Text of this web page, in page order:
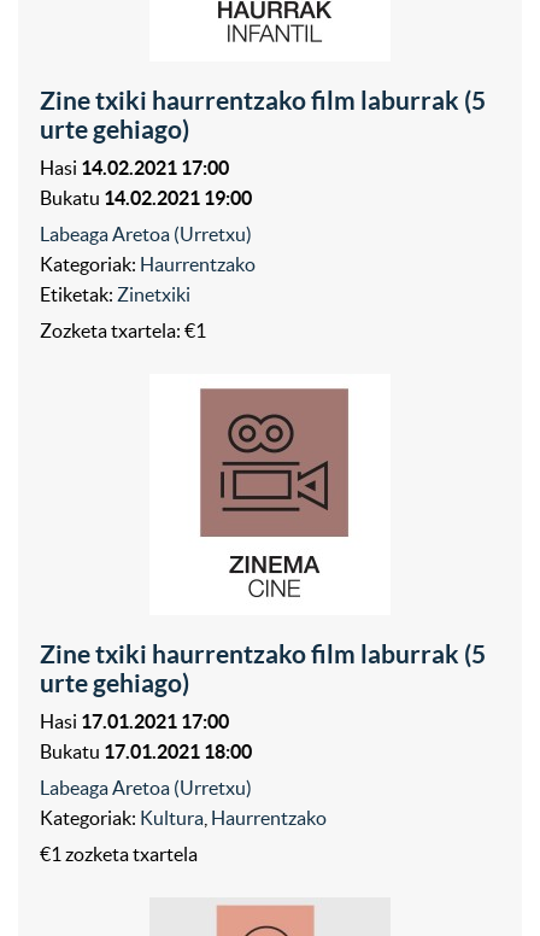
Zine txiki haurrentzako film laburrak (5
urte gehiago)
Hasi 14.02.2021 17:00
Bukatu 14.02.2021 19:00
Labeaga Aretoa (Urretxu)
Kategoriak: Haurrentzako
Etiketak: Zinetxiki
Zozketa txartela: €1
Zine txiki haurrentzako film laburrak (5
urte gehiago)
Hasi 17.01.2021 17:00
Bukatu 17.01.2021 18:00
Labeaga Aretoa (Urretxu)
Kategoriak: Kultura Haurrentzako
€1 zozketa txartela